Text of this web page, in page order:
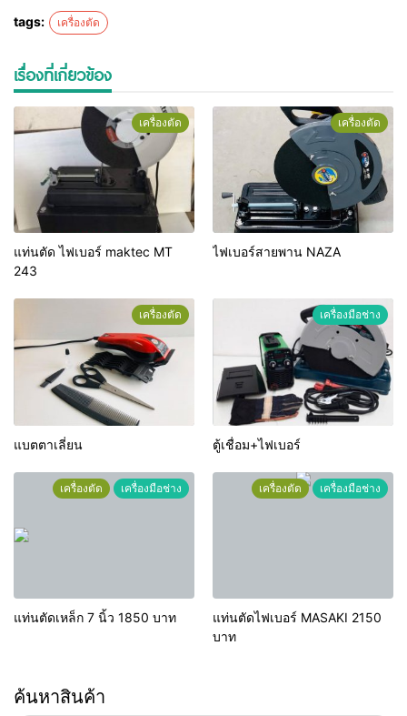
tags: เครื่องตัด
เรื่องที่เกี่ยวข้อง
เครื่องตัด
แท่นตัด ไฟเบอร์ maktec MT
243
เครื่องตัด
ไฟเบอร์สายพาน NAZA
เครื่องตัด
แบตตาเลี่ยน
เครื่องมือช่าง
ตู้เชื่อม+ไฟเบอร์
เครื่องตัด เครื่องมือช่าง
แท่นตัดเหล็ก 7 นิ้ว 1850 บาท
เครื่องตัด เครื่องมือช่าง
แท่นตัดไฟเบอร์ MASAKI 2150
บาท
ค้นหาสินค้า